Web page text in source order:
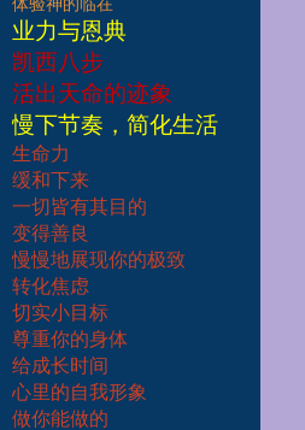
业力与恩典
凯西八步
活出天命的迹象
慢下节奏，简化生活
生命力
缓和下来
一切皆有其目的
变得善良
慢慢地展现你的极致
转化焦虑
切实小目标
尊重你的身体
给成长时间
心里的自我形象
做你能做的